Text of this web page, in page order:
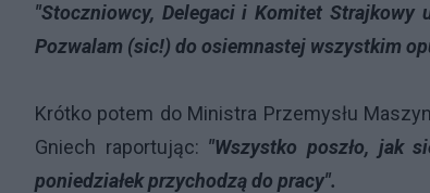
"Stoczniowcy, Delegaci i Komitet Strajkowy
Pozwalam (sic!) do osiemnastej wszystkim
Krótko potem do Ministra Przemysłu
Gniech raportując: "Wszystko poszło, jak
poniedziałek przychodzą do pracy".